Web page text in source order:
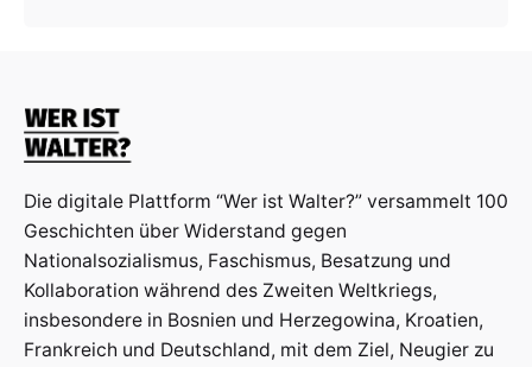
Die digitale Plattform “Wer ist Walter?” versammelt 100
Geschichten über Widerstand gegen
Nationalsozialismus, Faschismus, Besatzung und
Kollaboration während des Zweiten Weltkriegs,
insbesondere in Bosnien und Herzegowina, Kroatien,
Frankreich und Deutschland, mit dem Ziel, Neugier zu